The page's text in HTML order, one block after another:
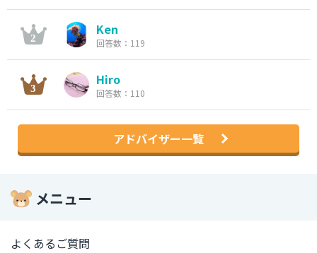
Ken
回答数：119
Hiro
回答数：110
アドバイザー一覧
メニュー
よくあるご質問